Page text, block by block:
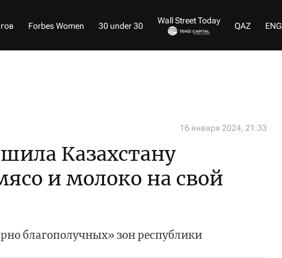
Forbes Women 30 under 30
Wall Street Today
QAZ ENG
16 января 2024, 21:33
Казахстану
и молоко на свой
благополучных» зон республики